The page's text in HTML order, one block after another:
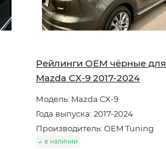
Рейлинги OEM чёрные для
Mazda CX-9 2017-2024
Модель: Mazda CX-9
Года выпуска: 2017-2024
Производитель: OEM Tuning
в наличии